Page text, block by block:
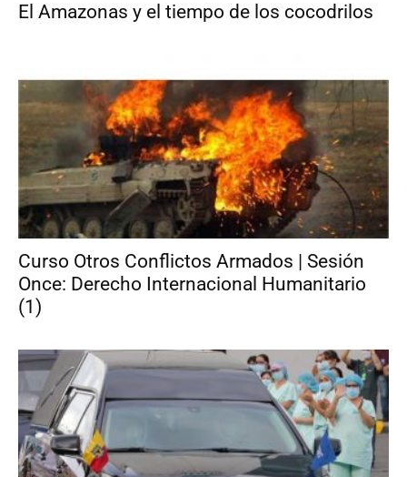
El Amazonas y el tiempo de los cocodrilos
Curso Otros Conflictos Armados | Sesión
Once: Derecho Internacional Humanitario
(1)